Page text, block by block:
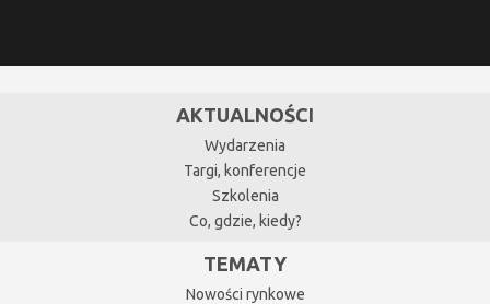
AKTUALNOŚCI
Wydarzenia
Targi, konferencje
Szkolenia
Co, gdzie, kiedy?
TEMATY
Nowości rynkowe